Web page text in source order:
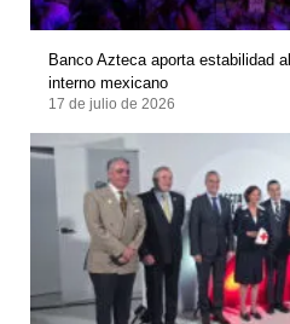
Banco Azteca aporta estabilidad
interno mexicano
17 de julio de 2026